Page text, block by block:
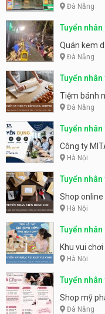
Đà Nẵng
Tuyển
Quán kem
Đà Nẵng
Tuyển
Tiệm bánh
Đà Nẵng
Tuyển
parttime,
Công ty
Hà Nội
Tuyển
Shop online
Hà Nội
Tuyển
động
Khu vui
Hà Nội
Tuyển
Shop mỹ
Đà Nẵng